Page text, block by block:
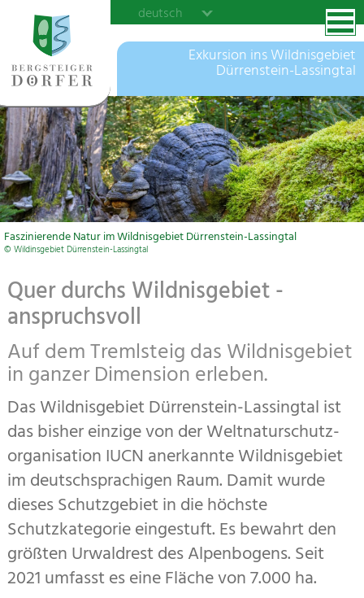
deutsch
Exkursion ins Wildnisgebiet
Dürrenstein-Lassingtal
Faszinierende Natur im Wildnisgebiet Dürrenstein-Lassingtal
© Wildinsgebiet Dürrenstein-Lassingtal
Quer durchs Wildnisgebiet -
anspruchsvoll
Auf dem Tremlsteig das Wildnisgebiet
in ganzer Dimension erleben.
Das Wildnisgebiet Dürrenstein-Lassingtal ist
das bisher einzige von der Welt­natur­schutz­
organisation IUCN anerkannte Wildnisgebiet
im deutschsprachigen Raum. Damit wurde
dieses Schutzgebiet in die höchste
Schutzkategorie eingestuft. Es bewahrt den
größten Urwaldrest des Alpenbogens. Seit
2021 umfasst es eine Fläche von 7.000 ha.